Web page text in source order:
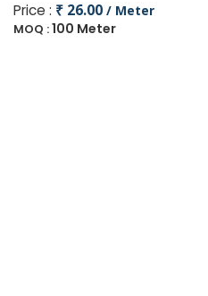
Price : ₹ 26.00 / Meter
MOQ :100 Meter